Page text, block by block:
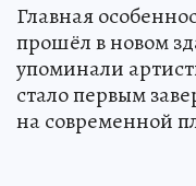
Главная
прошёл в новом
упоминали
стало первым
на современной